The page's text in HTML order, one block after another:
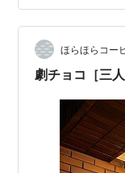
の人がいちばん
約80年前に書か
ほらほらコー
劇チョコ［三